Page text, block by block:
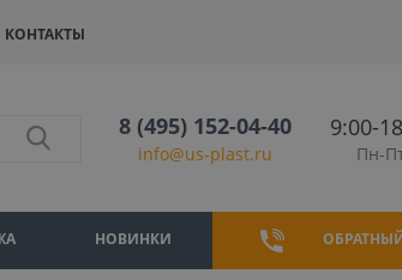
КОНТАКТЫ
8 (495) 152-04-40
info@us-plast.ru
9:00-
Пн-
НОВИНКИ